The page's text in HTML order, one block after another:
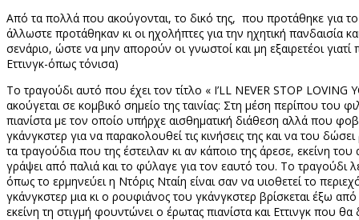
Από τα πολλά που ακούγονται, το δικό της, που προτάθηκε για
άλλωστε προτάθηκαν κι οι ηχολήπτες για την ηχητική πανδαισία
σενάριο, ώστε να μην απορούν οι γνωστοί και μη εξαιρετέοι
Εττινγκ-όπως τόνισα)
Το τραγούδι αυτό που έχει τον τίτλο « I’LL NEVER STOP LOVING
ακούγεται σε κομβικό σημείο της ταινίας: Στη μέση περίπου του
πιανίστα με τον οποίο υπήρχε αισθηματική διάθεση αλλά που
γκάνγκστερ για να παρακολουθεί τις κινήσεις της και να του
τα τραγούδια που της έστειλαν κι αν κάποιο της άρεσε, εκείνη
γράψει από παλιά και το φύλαγε για τον εαυτό του. Το τραγoύδι
όπως το ερμηνεύει η Ντόρις Νταίη είναι σαν να υιοθετεί το
γκάνγκστερ μια κι ο ρουφιάνος του γκάνγκστερ βρίσκεται έξω
εκείνη τη στιγμή φουντώνει ο έρωτας πιανίστα και Εττινγκ που